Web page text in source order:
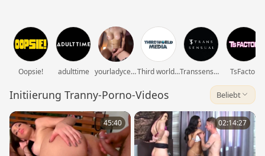
Oopsie! adulttime yourladycess_ Third world media movies Transsensual TsFactor
Initiierung Tranny-Porno-Videos Beliebt
45:40 02:14:27